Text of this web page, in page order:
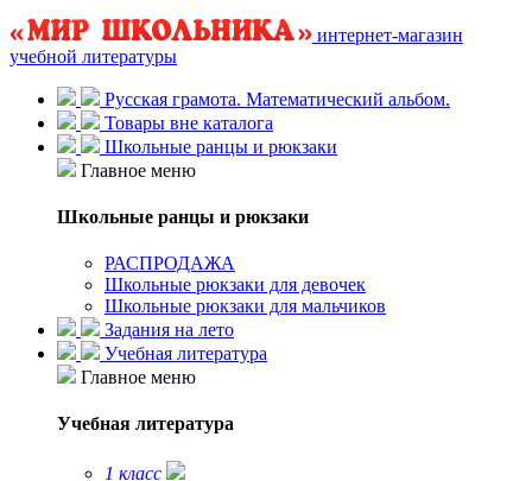
интернет-магазин
учебной литературы
Русская грамота. Математический альбом.
Товары вне каталога
Школьные ранцы и рюкзаки
Главное меню
Школьные ранцы и рюкзаки
РАСПРОДАЖА
Школьные рюкзаки для девочек
Школьные рюкзаки для мальчиков
Задания на лето
Учебная литература
Главное меню
Учебная литература
1 класс